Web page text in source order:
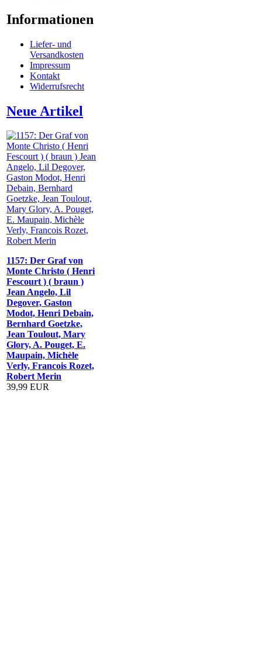
Informationen
Liefer- und
Versandkosten
Impressum
Kontakt
Widerrufsrecht
Neue Artikel
1157: Der Graf von
Monte Christo ( Henri
Fescourt ) ( braun )
Jean Angelo, Lil
Degover, Gaston
Modot, Henri Debain,
Bernhard Goetzke,
Jean Toulout, Mary
Glory, A. Pouget, E.
Maupain, Michèle
Verly, Francois Rozet,
Robert Merin
39,99 EUR